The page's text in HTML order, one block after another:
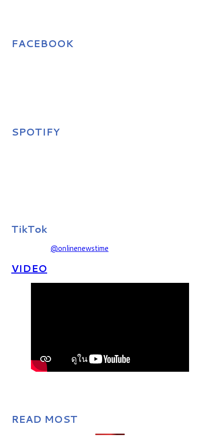
FACEBOOK
SPOTIFY
TikTok
@onlinenewstime
VIDEO
READ MOST